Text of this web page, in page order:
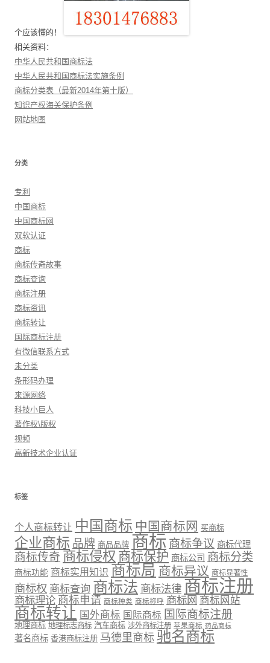
个应该懂的！
相关资料：
中华人民共和国商标法
中华人民共和国商标法实施条例
商标分类表（最新2014年第十版）
知识产权海关保护条例
网站地图
分类
专利
中国商标
中国商标网
双软认证
商标
商标传奇故事
商标查询
商标注册
商标资讯
商标转让
国际商标注册
有微信联系方式
未分类
条形码办理
来源网络
科技小巨人
著作权\版权
视频
高新技术企业认证
标签
个人商标转让 中国商标 中国商标网 买商标
企业商标 品牌 商品品牌 商标 商标争议 商标代理
商标传奇 商标侵权 商标保护 商标公司 商标分类
商标功能 商标实用知识 商标局 商标异议 商标显著性
商标权 商标查询 商标法 商标法律 商标注册
商标理论 商标申请 商标种类 商标称呼 商标网 商标网站
商标转让 国外商标 国际商标 国际商标注册
地理商标 地理标志商标 汽车商标 涉外商标注册 苹果商标 药品商标
著名商标 香港商标注册 马德里商标 驰名商标